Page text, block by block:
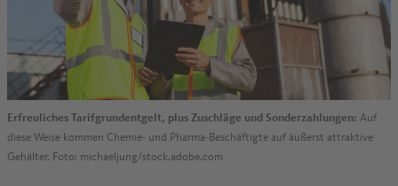
Erfreuliches Tarifgrundentgelt, plus Zuschläge und Sonderzahlungen: Auf
diese Weise kommen Chemie- und Pharma-Beschäftigte auf äußerst attraktive
Gehälter. Foto: michaeljung/stock.adobe.com